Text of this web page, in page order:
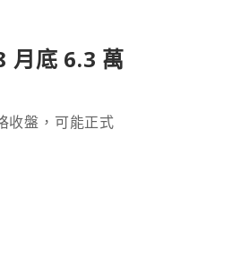
月底 6.3 萬
收盤，可能正式